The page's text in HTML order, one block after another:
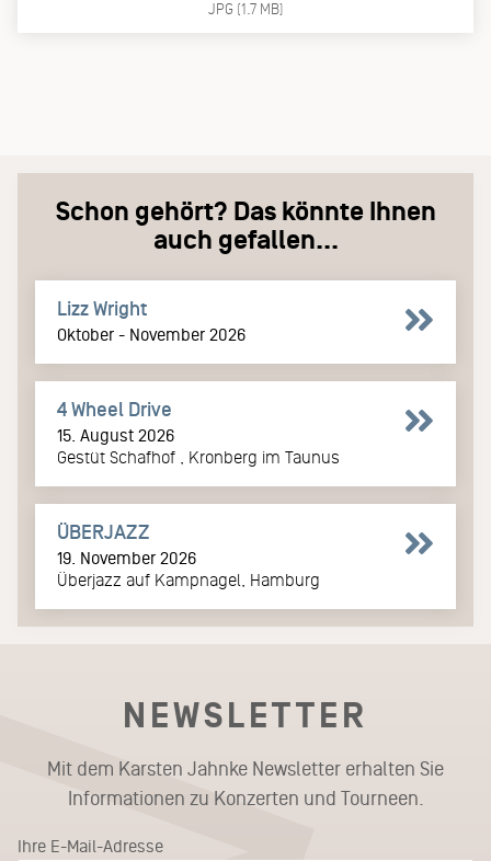
JPG (1.7 MB)
Schon gehört? Das könnte Ihnen
auch gefallen...
Lizz Wright
Oktober - November 2026
4 Wheel Drive
15. August 2026
Gestüt Schafhof , Kronberg im Taunus
ÜBERJAZZ
19. November 2026
Überjazz auf Kampnagel, Hamburg
NEWSLETTER
Mit dem Karsten Jahnke Newsletter erhalten Sie
Informationen zu Konzerten und Tourneen.
Ihre E-Mail-Adresse